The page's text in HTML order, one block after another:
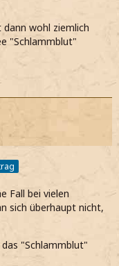
hat?“ fragte Harry
sagte Sirius.
Spaß zu
ein besonderer
ausgelassen
da kannst du
hinnimmt,
gesagt.“ sagte
mit ihr verabredet
wohl ziemlich
"Schlammblut"
Fall bei vielen
sich überhaupt nicht,
"Schlammblut"